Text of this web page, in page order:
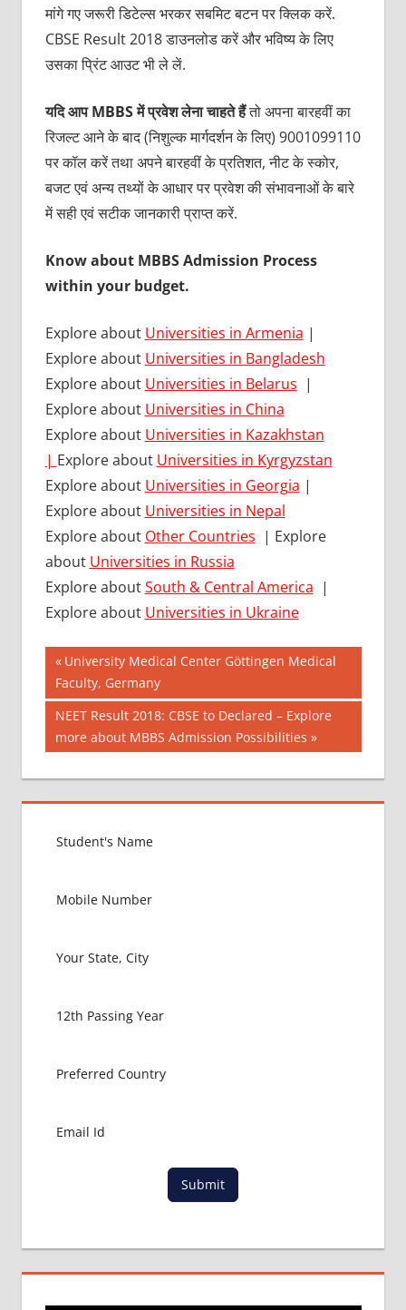
मांगे गए जरूरी डिटेल्स भरकर सबमिट बटन पर क्लिक करें.
CBSE Result 2018 डाउनलोड करें और भविष्य के लिए
उसका प्रिंट आउट भी ले लें.
यदि आप MBBS में प्रवेश लेना चाहते हैंतो अपना बारहवीं का
रिजल्ट आने के बाद (निशुल्क मार्गदर्शन के लिए) 9001099110
पर कॉल करें तथा अपने बारहवीं के प्रतिशत, नीट के स्कोर,
बजट एवं अन्य तथ्यों के आधार पर प्रवेश की संभावनाओं के बारे
में सही एवं सटीक जानकारी प्राप्त करें.
Know about MBBS Admission Process
within your budget.
Explore about Universities in Armenia |
Explore about Universities in Bangladesh
Explore about Universities in Belarus |
Explore about Universities in China
Explore about Universities in Kazakhstan
| Explore about Universities in Kyrgyzstan
Explore about Universities in Georgia |
Explore about Universities in Nepal
Explore about Other Countries | Explore
about Universities in Russia
Explore aboutSouth & Central America |
Explore about Universities in Ukraine
12
RESULT
DETAILS
12TH
MERIT
12TH
RESULT
RESULT
TO
RESULT
OFFICIAL
12TH
RESULT
RESULT
WHAT
Post
navigation
Previous
Post:
University Medical Center Göttingen Medical
Faculty, Germany
Next
Post:
NEET Result 2018: CBSE to Declared – Explore
more about MBBS Admission Possibilities
Submit